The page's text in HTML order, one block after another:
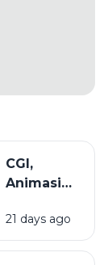
CGI,
Animasi
Stop
Motion:
21 days ago